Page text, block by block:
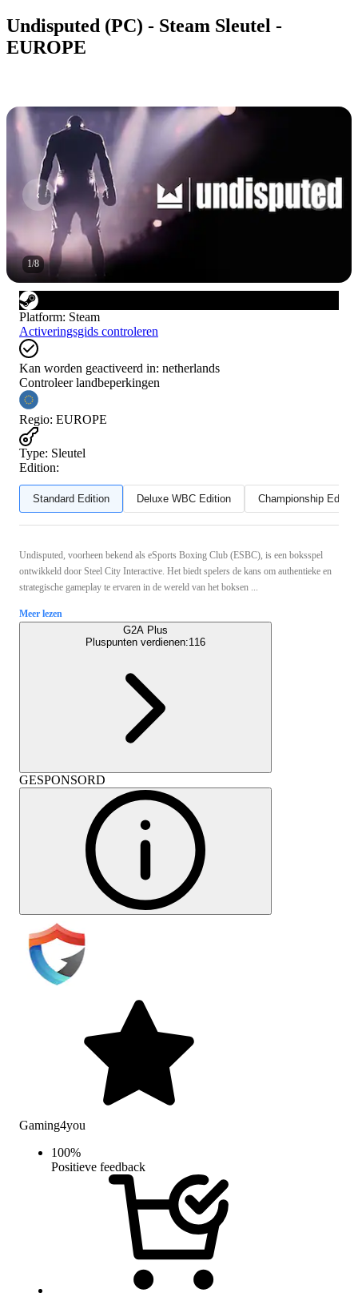
Undisputed (PC) - Steam Sleutel -
EUROPE
1/8
Platform: Steam
Activeringsgids controleren
Kan worden geactiveerd in: netherlands
Controleer landbeperkingen
Regio: EUROPE
Type: Sleutel
Edition:
Standard Edition Deluxe WBC Edition Championship Edition
Undisputed, voorheen bekend als eSports Boxing Club (ESBC), is een boksspel
ontwikkeld door Steel City Interactive. Het biedt spelers de kans om authentieke en
strategische gameplay te ervaren in de wereld van het boksen ...
Meer lezen
G2A Plus
Pluspunten verdienen:116
GESPONSORD
Gaming4you
100%
Positieve feedback